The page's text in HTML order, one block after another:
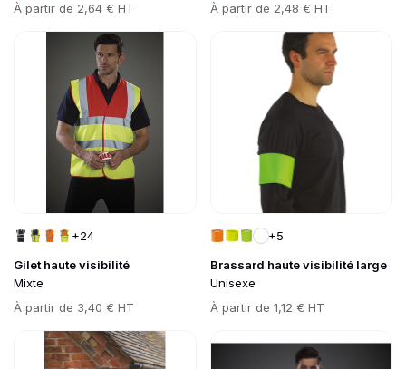
Prix
À partir de 2,64 € HT
Prix
À partir de 2,48 € HT
Gilet haute visibilité
Mixte
Prix
À partir de 3,40 € HT
+24
Go to product page
Brassard haute visibilité large
Unisexe
Prix
À partir de 1,12 € HT
+5
Go to product page
Go to product page Go to product page